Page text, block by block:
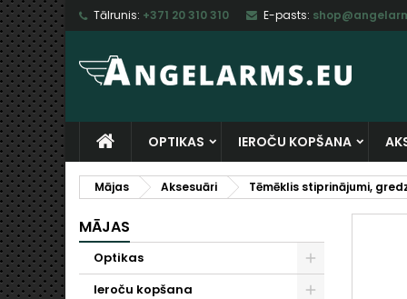
Tālrunis: +371 20 310 310 E-pasts:
OPTIKAS IEROČU KOPŠANA
Mājas Aksesuāri Tēmēklis stiprinājumi,
MĀJAS
Optikas
Ieroču kopšana